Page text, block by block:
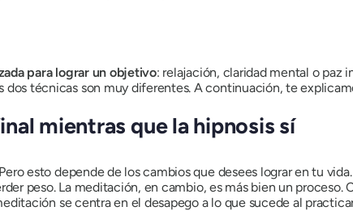
para lograr un objetivo: relajación, claridad mental o paz
técnicas son muy diferentes. A continuación, te
mientras que la hipnosis sí
esto depende de los cambios que desees lograr en tu
peso. La meditación, en cambio, es más bien un proceso.
se centra en el desapego a lo que sucede al